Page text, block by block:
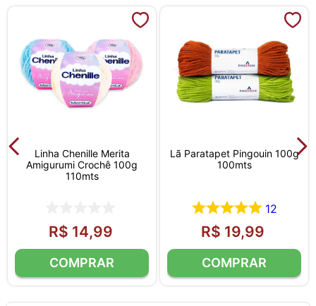
Linha Chenille Merita
Amigurumi Crochê 100g
110mts
R$ 14,99
Lã Paratapet Pingouin 100g
100mts
12
R$ 19,99